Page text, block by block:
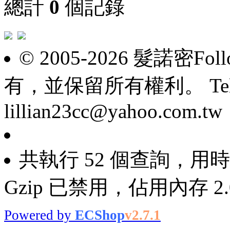
總計 0 個記錄
© 2005-2026 髮諾密
有，並保留所有權利。
lillian23cc@yahoo.com.tw
共執行 52 個查詢，用
Gzip 已禁用，佔用內存
Powered by ECShopv2.7.1